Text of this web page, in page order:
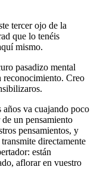
tercer ojo de la
que lo tenéis
mismo.
pasadizo mental
reconocimiento. Creo
va cuajando poco
un pensamiento
pensamientos, y
directamente
están
aflorar en vuestro